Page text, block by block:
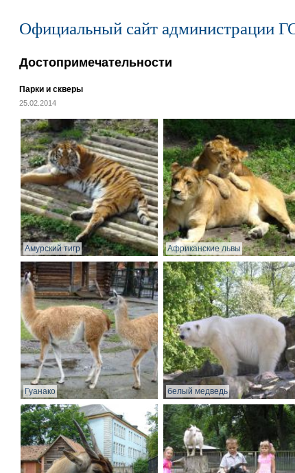
Официальный сайт администрации
Достопримечательности
Парки и скверы
25.02.2014
Амурский тигр Африканские львы
Гуанако белый медведь